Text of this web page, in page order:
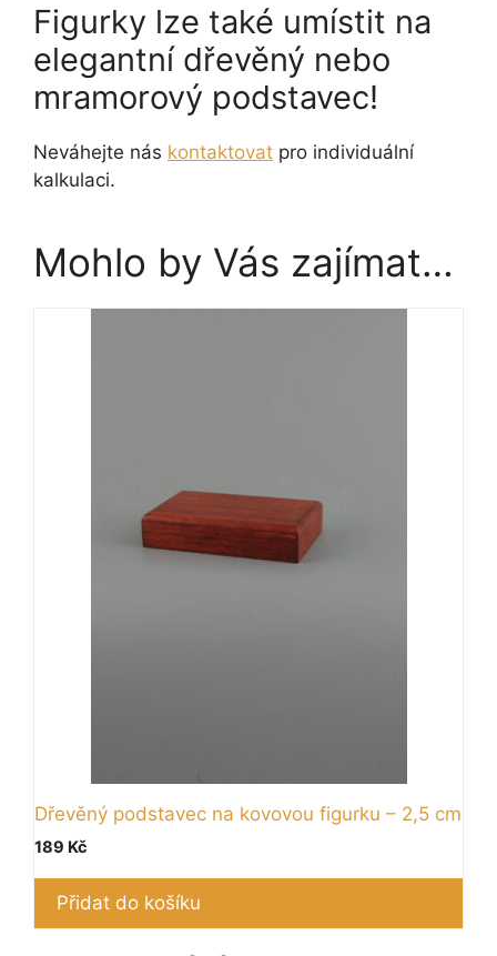
Figurky lze také umístit na
elegantní dřevěný nebo
mramorový podstavec!
Neváhejte nás kontaktovat pro individuální
kalkulaci.
Mohlo by Vás zajímat…
Dřevěný podstavec na kovovou figurku – 2,5 cm
189 Kč
Přidat do košíku